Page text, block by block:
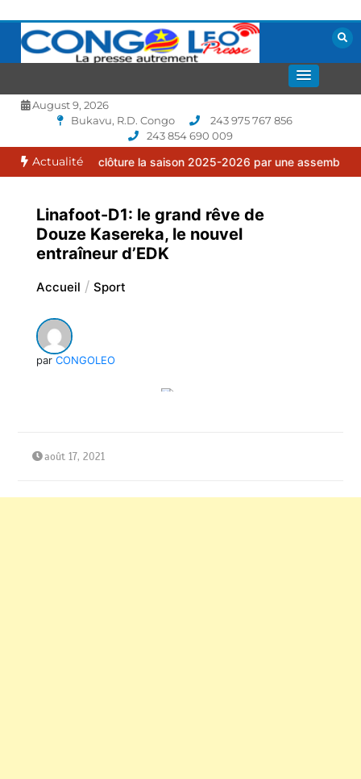
contenu
CONGOLEO
August 9, 2026
Bukavu, R.D. Congo
243 975 767 856
243 854 690 009
Actualité
clôture la saison 2025-2026 par une assemblée générale
Linafoot-D1: le grand rêve de
Douze Kasereka, le nouvel
entraîneur d’EDK
Accueil Sport
par CONGOLEO
août 17, 2021